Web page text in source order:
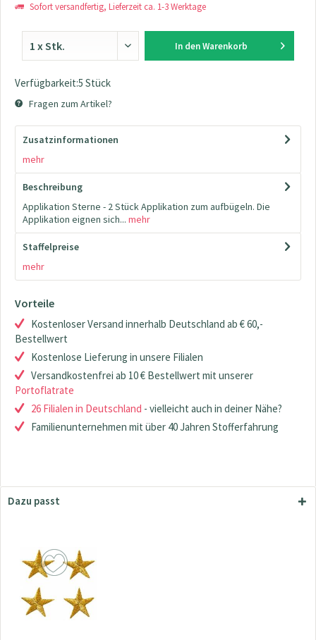
Sofort versandfertig, Lieferzeit ca. 1-3 Werktage
In den Warenkorb
Verfügbarkeit:5 Stück
Fragen zum Artikel?
Zusatzinformationen
mehr
Beschreibung
Applikation Sterne - 2 Stück Applikation zum aufbügeln. Die
Applikation eignen sich... mehr
Staffelpreise
mehr
Vorteile
Kostenloser Versand innerhalb Deutschland ab € 60,-
Bestellwert
Kostenlose Lieferung in unsere Filialen
Versandkostenfrei ab 10 € Bestellwert mit unserer
Portoflatrate
26 Filialen in Deutschland - vielleicht auch in deiner Nähe?
Familienunternehmen mit über 40 Jahren Stofferfahrung
Dazu passt